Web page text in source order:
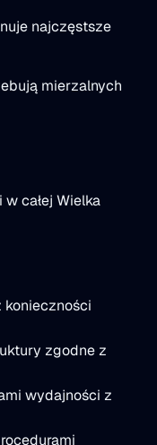
najczęstsze
mierzalnych
całej Wielka
konieczności
zgodne z
wydajności z